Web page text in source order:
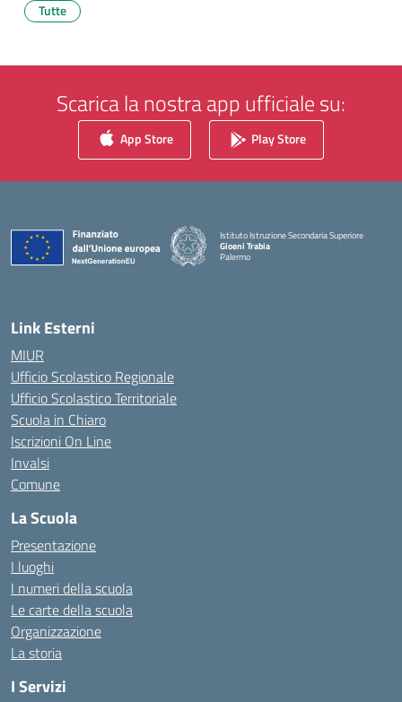
Tutte
Scarica la nostra app ufficiale su:
App Store Play Store
Istituto Istruzione Secondaria Superiore
Gioeni Trabia
Palermo
Link Esterni
MIUR
Ufficio Scolastico Regionale
Ufficio Scolastico Territoriale
Scuola in Chiaro
Iscrizioni On Line
Invalsi
Comune
La Scuola
Presentazione
I luoghi
I numeri della scuola
Le carte della scuola
Organizzazione
La storia
I Servizi